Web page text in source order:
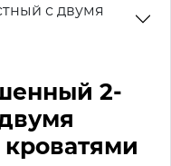
с двумя
2-